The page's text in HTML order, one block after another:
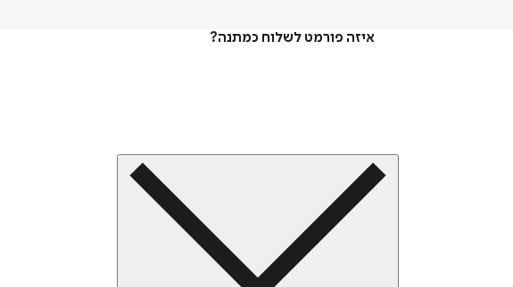
איזה פורמט לשלוח כמתנה?